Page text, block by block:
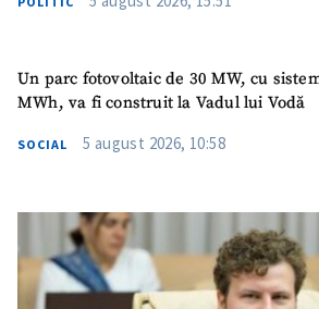
Un parc fotovoltaic de 30 MW, cu
MWh, va fi construit la Vadul lui Vodă
SOCIAL 5 august 2026, 10:58